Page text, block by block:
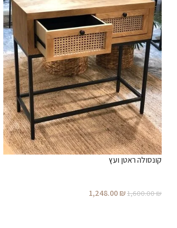
קונסולה ראטן ועץ
1,600.00₪
1,248.00₪